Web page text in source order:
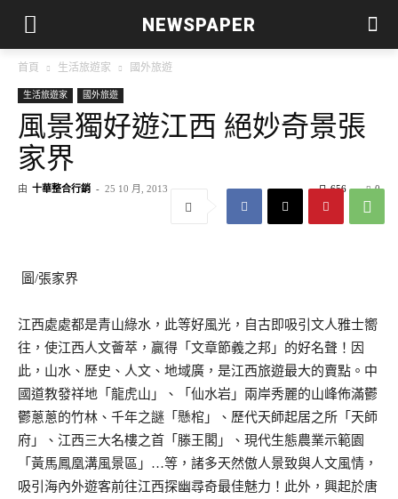
NEWSPAPER
首頁 生活旅遊家 國外旅遊
生活旅遊家 國外旅遊
風景獨好遊江西 絕妙奇景張
家界
由 十華整合行銷 - 25 10 月, 2013 0
656
圖/張家界
江西處處都是青山綠水，此等好風光，自古即吸引文人雅士嚮
往，使江西人文薈萃，贏得「文章節義之邦」的好名聲！因
此，山水、歷史、人文、地域廣，是江西旅遊最大的賣點。中
國道教發祥地「龍虎山」、「仙水岩」兩岸秀麗的山峰佈滿鬱
鬱蔥蔥的竹林、千年之謎「懸棺」、歷代天師起居之所「天師
府」、江西三大名樓之首「滕王閣」、現代生態農業示範園
「黃馬鳳凰溝風景區」…等，諸多天然傲人景致與人文風情，
吸引海內外遊客前往江西探幽尋奇最佳魅力！此外，興起於唐